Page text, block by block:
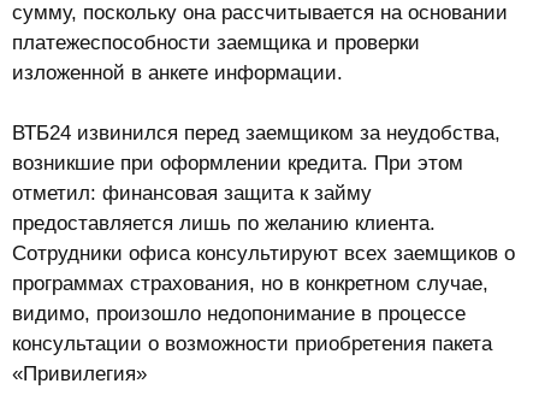
сумму, поскольку она рассчитывается на основании
платежеспособности заемщика и проверки
изложенной в анкете информации.
ВТБ24 извинился перед заемщиком за неудобства,
возникшие при оформлении кредита. При этом
отметил: финансовая защита к займу
предоставляется лишь по желанию клиента.
Сотрудники офиса консультируют всех заемщиков о
программах страхования, но в конкретном случае,
видимо, произошло недопонимание в процессе
консультации о возможности приобретения пакета
«Привилегия»